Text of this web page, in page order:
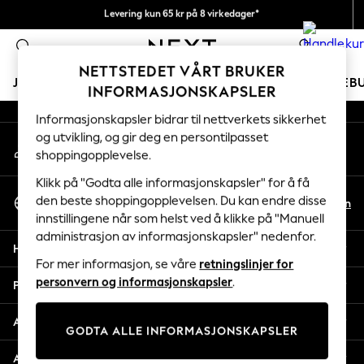
Levering kun 65 kr på 8 virkedager*
Vi betaler alle tollavgifter
0
JENTER GUTTER BABY KVINNER MENN
GIRLS
New In
50 - 92cm
98 - 110cm
116 - 134cm
140 - 174cm
Trending: Top & Short Sets
Trending: Clogs
Toy Story
THE SET
Coats & Jackets
Sweatshirts & Hoodies
An error occurred on client
Våre sosiale nettverk
Min konto
Logg inn på kontoen din
Velg Språk
Norsk
No En
Hjelp
Personvern & Juridisk
Avdelinger
Andre tjenester
NETTSTEDET VÅRT BRUKER
INFORMASJONSKAPSLER
Informasjonskapsler bidrar til nettverkets sikkerhet
og utvikling, og gir deg en persontilpasset
shoppingopplevelse.
Klikk på "Godta alle informasjonskapsler" for å få
den beste shoppingopplevelsen. Du kan endre disse
innstillingene når som helst ved å klikke på "Manuell
administrasjon av informasjonskapsler" nedenfor.
For mer informasjon, se våre retningslinjer for
personvern og informasjonskapsler.
GODTA ALLE INFORMASJONSKAPSLER